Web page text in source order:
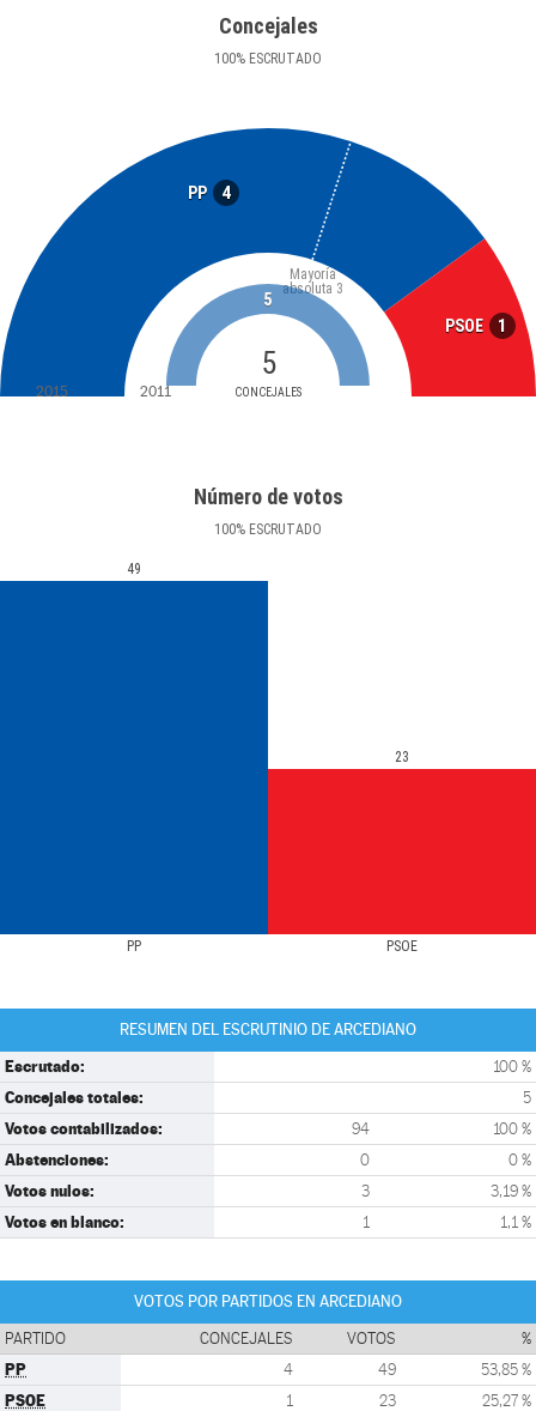
Concejales
100% ESCRUTADO
PP 4
PSOE 1
5
CONCEJALES
Mayoría
absoluta 3
5
2015 2011
Número de votos
100% ESCRUTADO
PP PSOE
49
23
RESUMEN DEL ESCRUTINIO DE ARCEDIANO
Escrutado: 100 %
Concejales totales: 5
Votos contabilizados: 94 100 %
Abstenciones: 0 0 %
Votos nulos: 3 3,19 %
Votos en blanco: 1 1,1 %
VOTOS POR PARTIDOS EN ARCEDIANO
PARTIDO CONCEJALES VOTOS %
PP 4 49 53,85 %
PSOE 1 23 25,27 %